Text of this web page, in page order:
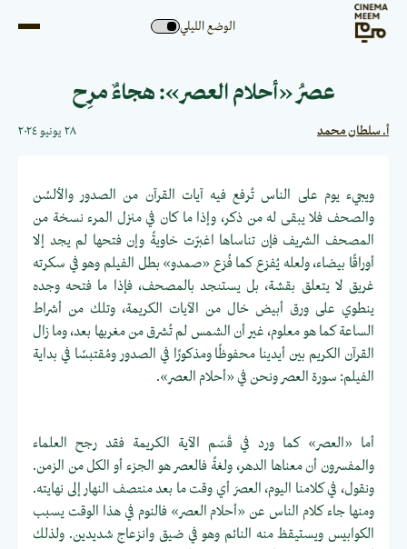
الوضع الليلي
عصرُ «أحلام العصر»: هجاءٌ مرِح
أ. سلطان محمد ٢٨ يونيو ٢٠٢٤
ويجيء يوم على الناس تُرفع فيه آيات القرآن من الصدور والألسُن
والصحف فلا يبقى له من ذكر، وإذا ما كان في منزل المرء نسخة من
المصحف الشريف فإن تناساها اغبرّت خاويةً وإن فتحها لم يجد إلا
أوراقًا بيضاء، ولعله يُفزع كما فُزع «صمدو» بطل الفيلم وهو في سكرته
غريق لا يتعلق بقشة، بل يستنجد بالمصحف، فإذا ما فتحه وجده
ينطوي على ورق أبيض خال من الآيات الكريمة، وتلك من أشراط
الساعة كما هو معلوم، غير أن الشمس لم تُشرق من مغربها بعد، وما زال
القرآن الكريم بين أيدينا محفوظًا ومذكورًا في الصدور ومُقتبسًا في بداية
الفيلم: سورة العصر ونحن في «أحلام العصر».
أما «العصر» كما ورد في قَسَم الآية الكريمة فقد رجح العلماء
والمفسرون أن معناها الدهر، ولغةً فالعصر هو الجزء أو الكل من الزمن.
ونقول، في كلامنا اليوم، العصرَ أي وقت ما بعد منتصف النهار إلى نهايته.
ومنها جاء كلام الناس عن «أحلام العصر» فالنوم في هذا الوقت يسبب
الكوابيس ويستيقظ منه النائم وهو في ضيق وانزعاج شديدين. ولذلك